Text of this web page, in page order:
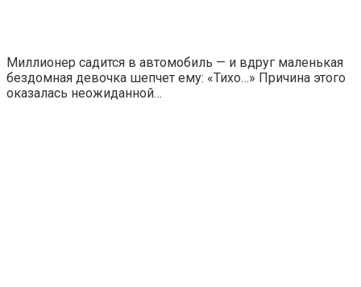
Миллионер садится в автомобиль — и вдруг маленькая
бездомная девочка шепчет ему: «Тихо…» Причина этого
оказалась неожиданной…